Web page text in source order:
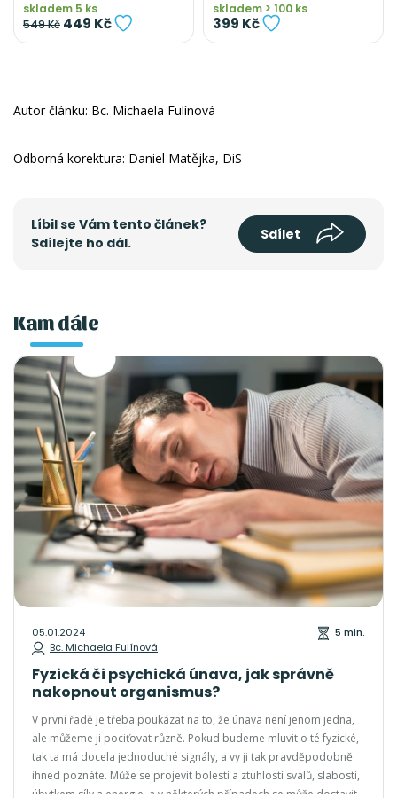
skladem 5 ks
549 Kč 449 Kč
skladem > 100 ks
399 Kč
Autor článku: Bc. Michaela Fulínová
Odborná korektura: Daniel Matějka, DiS
Líbil se Vám tento článek?
Sdílejte ho dál.
Sdílet
Kam dále
05.01.2024
Bc. Michaela Fulínová
5 min.
Fyzická či psychická únava, jak správně
nakopnout organismus?
V první řadě je třeba poukázat na to, že únava není jenom jedna,
ale můžeme ji pociťovat různě. Pokud budeme mluvit o té fyzické,
tak ta má docela jednoduché signály, a vy ji tak pravděpodobně
ihned poznáte. Může se projevit bolestí a ztuhlostí svalů, slabostí,
úbytkem síly a energie, a v některých případech se může dostavit